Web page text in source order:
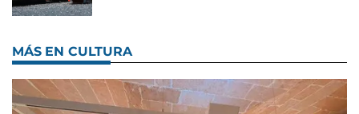
MÁS EN CULTURA